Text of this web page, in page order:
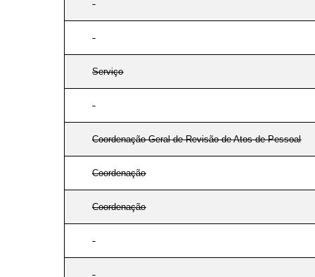
Serviço
Coordenação-Geral de Revisão de Atos de Pessoal
Coordenação
Coordenação